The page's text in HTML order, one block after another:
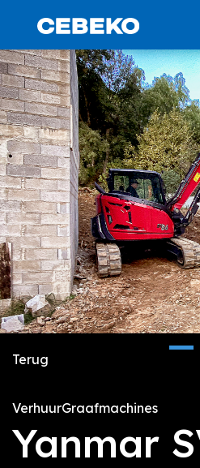
Terug
VerhuurGraafmachines
Yanmar